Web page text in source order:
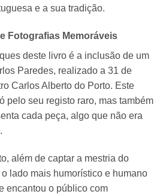
e a sua tradição.
Fotografias Memoráveis
deste livro é a inclusão de um
Paredes, realizado a 31 de
Carlos Alberto do Porto. Este
pelo seu registo raro, mas também
cada peça, algo que não era
além de captar a mestria do
lado mais humorístico e humano
encantou o público com